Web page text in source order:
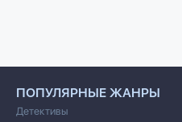
ПОПУЛЯРНЫЕ ЖАНРЫ
Детективы